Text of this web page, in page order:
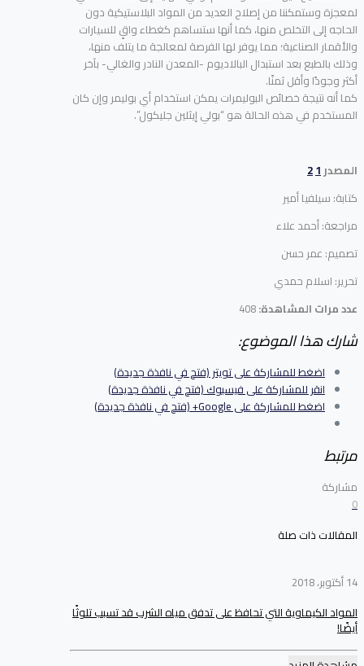
لمعجزة وستمكننا من إصلاح العديد من المواد البلاستيكية دون
الحاجه إلى التخلص منها، كما أنها ستساهم كغطاء واقٍ للسيارات
والأقمار الصناعية؛ مما يوفر لها الفرصة لمعالجة ما يتلف منها،
وذلك بالطبع بعد استبدال البالاديوم -المعدن النادر والغالي- بآخر
أكثر وجودًا وأقل ثمنًا.
كما أنه نتيجة خصائص البوليمرات يمكن استخدام أي بوليمر وإن كان
المستخدم في هذه الحالة هو “بولي إيثلين جليكول”.
المصدر1
2
كتابة: سيلفيا أمير
مراجعة: أحمد علاء
تصميم: عمر حسن
تحرير: اسلام حمدي
عدد مرات المشاهدة:408
شارك هذا الموضوع:
اضغط للمشاركة على تويتر (فتح في نافذة جديدة)
انقر للمشاركة على فيسبوك (فتح في نافذة جديدة)
اضغط للمشاركة على Google+ (فتح في نافذة جديدة)
مرتبط
مشاركة
0
المقالات ذات صلة
14 أكتوبر، 2018
المواد الكيماوية التي تحافظ على تدفق مياه الشرب قد تسبب تلوثًا
أيضًا!